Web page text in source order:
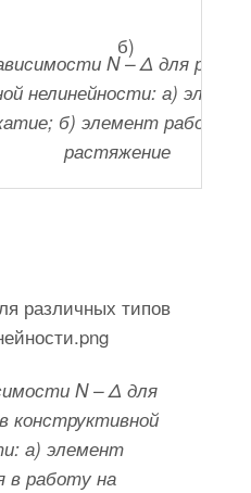
б)
N – Δ для
нелинейности: а)
б) элемент
растяжение
N – Δ для
конструктивной
а) элемент
в работу на